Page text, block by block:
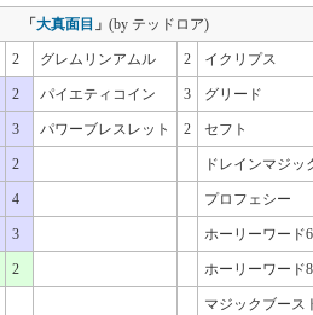
「 大真面目 」 (by テッドロア)
2 グレムリンアムル 2 イクリプス
2 パイエティコイン 3 グリード
3 パワーブレスレット 2 セフト
2 ドレインマジッ
4 プロフェシー
3 ホーリーワード6
2 ホーリーワード8
マジックブース